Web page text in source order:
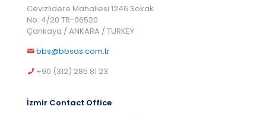
Cevizlidere Mahallesi 1246 Sokak
No: 4/20 TR-06520
Çankaya / ANKARA / TURKEY
bbs@bbsas.com.tr
+90 (312) 285 81 23
İzmir Contact Office